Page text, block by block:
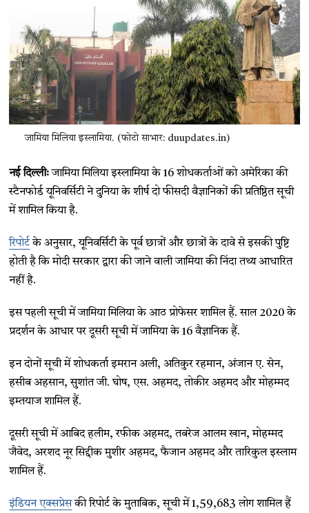
जामिया मिलिया इस्लामिया. (फोटो साभार: duupdates.in)
नई दिल्लीःजामिया मिलिया इस्लामिया के 16 शोधकर्ताओं को अमेरिका की
स्टैनफोर्ड यूनिवर्सिटी ने दुनिया के शीर्ष दो फीसदी वैज्ञानिकों की प्रतिष्ठित सूची
में शामिल किया है.
रिपोर्टके अनुसार, यूनिवर्सिटी के पूर्व छात्रों और छात्रों के दावे से इसकी पुष्टि
होती है कि मोदी सरकार द्वारा की जाने वाली जामिया की निंदा तथ्य आधारित
नहीं है.
इस पहली सूची में जामिया मिलिया के आठ प्रोफेसर शामिल हैं. साल 2020 के
प्रदर्शन के आधार पर दूसरी सूची में जामिया के 16 वैज्ञानिक हैं.
इन दोनों सूची में शोधकर्ता इमरान अली, अतिकुर रहमान, अंजान ए. सेन,
हसीब अहसान, सुशांत जी. घोष, एस. अहमद, तोकीर अहमद और मोहम्मद
इम्तयाज शामिल हैं.
दूसरी सूची में आबिद हलीम, रफीक अहमद, तबरेज आलम खान, मोहम्मद
जैवेद, अरशद नूर सिद्दीक मुशीर अहमद, फैजान अहमद और तारिकुल इस्लाम
शामिल हैं.
इंडियन एक्सप्रेसकी रिपोर्ट के मुताबिक, सूची में 1,59,683 लोग शामिल हैं